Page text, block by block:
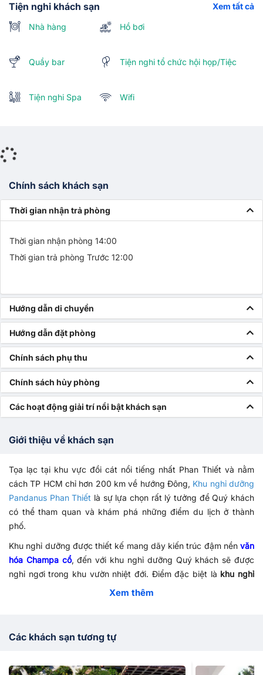
Tiện nghi khách sạn Xem tất cả
Nhà hàng Hồ bơi
Quầy bar Tiện nghi tổ chức hội họp/Tiệc
Tiện nghi Spa Wifi
Chính sách khách sạn
Thời gian nhận trả phòng
Thời gian nhận phòng 14:00
Thời gian trả phòng Trước 12:00
Hướng dẫn di chuyển
Hướng dẫn đặt phòng
Chính sách phụ thu
Chính sách hủy phòng
Các hoạt động giải trí nổi bật khách sạn
Giới thiệu về khách sạn
Tọa lạc tại khu vực đồi cát nổi tiếng nhất Phan Thiết và nằm
cách TP HCM chỉ hơn 200 km về hướng Đông, Khu nghỉ dưỡng
Pandanus Phan Thiết là sự lựa chọn rất lý tưởng để Quý khách
có thể tham quan và khám phá những điểm du lịch ở thành
phố.
Khu nghỉ dưỡng được thiết kế mang dãy kiến trúc đậm nền văn
hóa Champa cổ, đến với khu nghỉ dưỡng Quý khách sẽ được
nghỉ ngơi trong khu vườn nhiệt đới. Điểm đặc biệt là khu nghỉ
mang lại đó chính là sự độc đáo của sự tự do,
Với tổng số 257 phòng nghỉ
nghỉ trong khu nghỉ dưỡng đều được trang bị đầy đủ các thiết
Xem thêm
Các khách sạn tương tự